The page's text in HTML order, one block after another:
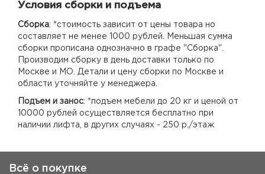
Условия сборки и подъема
Сборка: *стоимость зависит от цены товара но
составляет не менее 1000 рублей. Меньшая сумма
сборки прописана однозначно в графе "Сборка".
Производим сборку в день доставки только по
Москве и МО. Детали и цену сборки по Москве и
области уточняйте у менеджера.
Подъем и занос: *подъем мебели до 20 кг и ценой от
10000 рублей осуществляется бесплатно при
наличии лифта, в других случаях - 250 р./этаж
Всё о покупке